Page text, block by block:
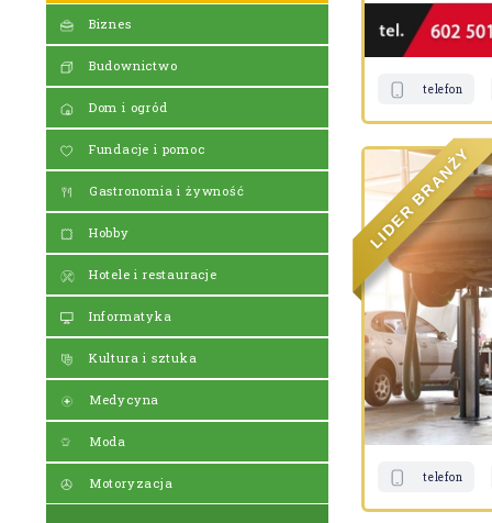
Biznes
Budownictwo
Dom i ogród
Fundacje i pomoc
Gastronomia i żywność
Hobby
Hotele i restauracje
Informatyka
Kultura i sztuka
Medycyna
Moda
Motoryzacja
telefon
LI
DER
B
RAN
Ż
Y
telefon